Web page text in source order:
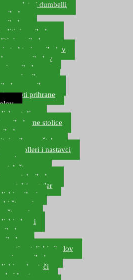
pelete i dumbelli
ribolov
ribolov
aditivi za ribolov
za ribolov
atraktori za ribolov
za ribolov
za ribolov
crve i prihranu
prihranu
recepti prihrane
stolice
ribolovne stolice
pribor za šteku
rolleri i nastavci
štapove
match ribolov
match/waggler
najloni
štapovi
štapovi
plovci
natjecateljski ribolov
za ribolov
podmetači
i kante